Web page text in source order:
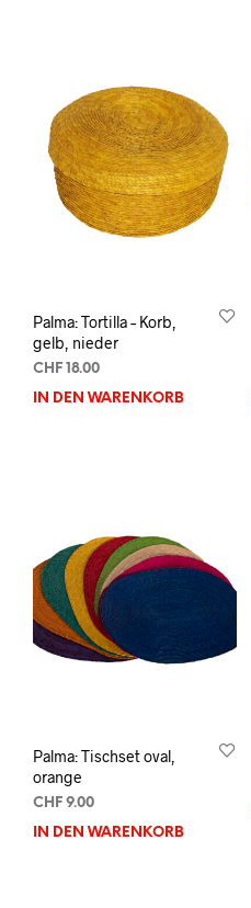
Palma: Tortilla – Korb,
gelb, nieder
CHF 18.00
IN DEN WARENKORB
Palma: Tischset oval,
orange
CHF 9.00
IN DEN WARENKORB